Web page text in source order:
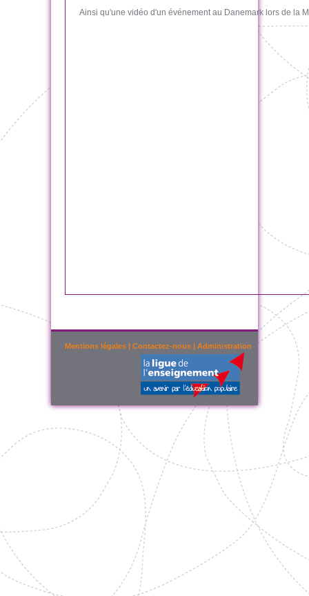
Ainsi qu'une vidéo d'un événement au Danemark lors de la
Mentions légales | Contactez-nous | Administration